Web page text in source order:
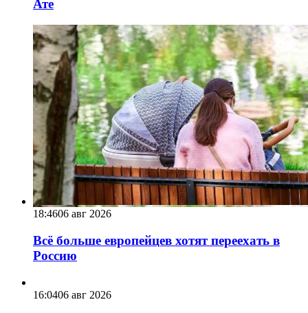
Ате
18:4606 авг 2026
Всё больше европейцев хотят переехать в
Россию
16:0406 авг 2026